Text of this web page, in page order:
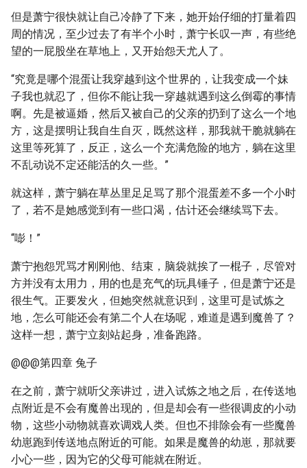
但是萧宁很快就让自己冷静了下来，她开始仔细的打量着四
周的情况，至少过去了有半个小时，萧宁长叹一声，有些绝
望的一屁股坐在草地上，又开始怨天尤人了。
“究竟是哪个混蛋让我穿越到这个世界的，让我变成一个妹
子我也就忍了，但你不能让我一穿越就遇到这么倒霉的事情
啊。先是被逼婚，然后又被自己的父亲的扔到了这么一个地
方，这是摆明让我自生自灭，既然这样，那我就干脆就躺在
这里等死算了，反正，这么一个充满危险的地方，躺在这里
不乱动说不定还能活的久一些。”
就这样，萧宁躺在草丛里足足骂了那个混蛋差不多一个小时
了，若不是她感觉到有一些口渴，估计还会继续骂下去。
“嘭！”
萧宁抱怨咒骂才刚刚他、结束，脑袋就挨了一棍子，尽管对
方并没有太用力，用的也是充气的玩具锤子，但是萧宁还是
很生气。正要发火，但她突然就意识到，这里可是试炼之
地，怎么可能还会有第二个人在场呢，难道是遇到魔兽了？
这样一想，萧宁立刻站起身，准备跑路。
@@@第四章 兔子
在之前，萧宁就听父亲讲过，进入试炼之地之后，在传送地
点附近是不会有魔兽出现的，但是却会有一些很调皮的小动
物，这些小动物就喜欢调戏人类。但也不排除会有一些魔兽
幼崽跑到传送地点附近的可能。如果是魔兽的幼崽，那就要
小心一些，因为它的父母可能就在附近。